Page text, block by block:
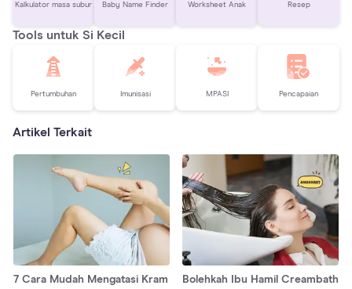
Kalkulator masa subur Baby Name Finder Worksheet Anak Resep
Tools untuk Si Kecil
Pertumbuhan Imunisasi MPASI Pencapaian
Artikel Terkait
7 Cara Mudah Mengatasi Kram
Bolehkah Ibu Hamil Creambath